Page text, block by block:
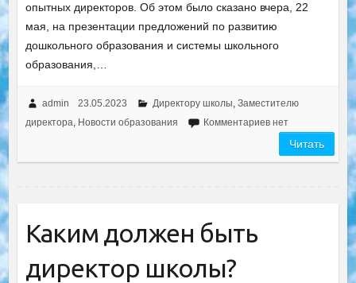
опытных директоров. Об этом было сказано вчера, 22
мая, на презентации предложений по развитию
дошкольного образования и системы школьного
образования,…
admin 23.05.2023 Директору школы, Заместителю
директора, Новости образования Комментариев нет
Читать
Каким должен быть
директор школы?